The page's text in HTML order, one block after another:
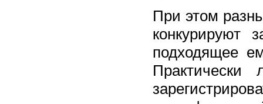
При этом
конкурируют
подходящее